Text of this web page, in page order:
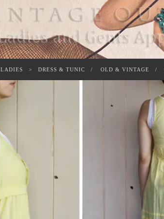
LADIES DRESS & TUNIC OLD & VINTAGE